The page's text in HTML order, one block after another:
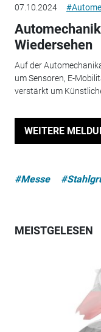
07.10.2024
Wiedersehen
Auf der
um Sensoren, E-
verstärkt um
WEITERE
#Messe
MEISTGELESEN